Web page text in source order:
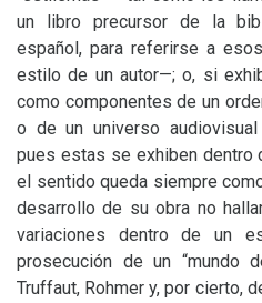
un libro precursor de la
español, para referirse a
estilo de un autor—; o, si
como componentes de un
o de un universo
pues estas se exhiben dentro
el sentido queda siempre
desarrollo de su obra no
variaciones dentro de un
prosecución de un “mundo
Truffaut, Rohmer y, por cierto,